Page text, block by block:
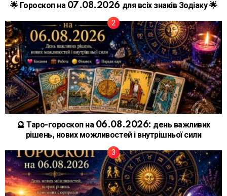
🌟 Гороскоп на 07.08.2026 для всіх знаків Зодіаку 🌟
🔮 Таро-гороскоп на 06.08.2026: день важливих
рішень, нових можливостей і внутрішньої сили